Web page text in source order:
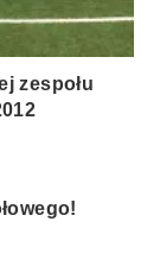
zespołu